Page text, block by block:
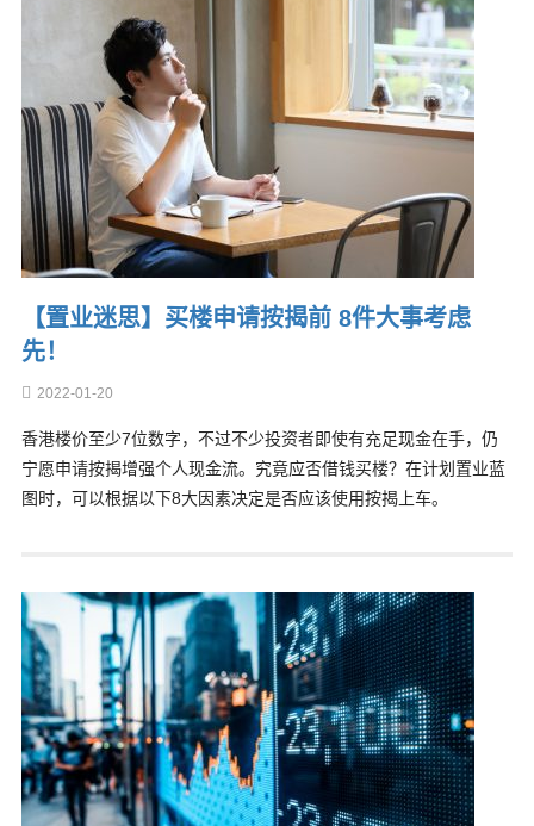
【置业迷思】买楼申请按揭前 8件大事考虑
先！
2022-01-20
香港楼价至少7位数字，不过不少投资者即使有充足现金在手，仍
宁愿申请按揭增强个人现金流。究竟应否借钱买楼？在计划置业蓝
图时，可以根据以下8大因素决定是否应该使用按揭上车。